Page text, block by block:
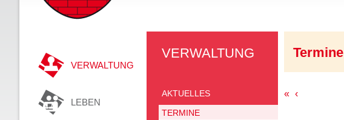
VERWALTUNG
LEBEN
VERWALTUNG
AKTUELLES
TERMINE
Termine
« ‹